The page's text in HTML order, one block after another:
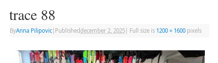
trace 88
ByAnna Pilipovic| Publisheddecember 2, 2025| Full size is 1200 × 1600pixels